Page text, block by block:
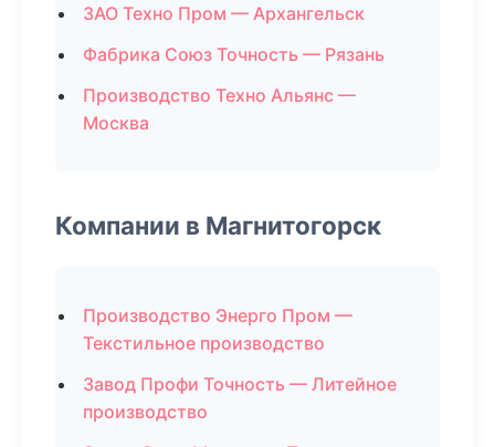
ЗАО Техно Пром — Архангельск
Фабрика Союз Точность — Рязань
Производство Техно Альянс —
Москва
Компании в Магнитогорск
Производство Энерго Пром —
Текстильное производство
Завод Профи Точность — Литейное
производство